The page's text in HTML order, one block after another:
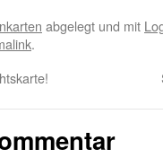
abgelegt und mit
.